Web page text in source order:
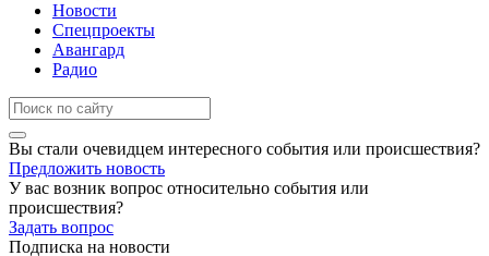
Новости
Спецпроекты
Авангард
Радио
Вы стали очевидцем интересного события или происшествия?
Предложить новость
У вас возник вопрос относительно события или
происшествия?
Задать вопрос
Подписка на новости